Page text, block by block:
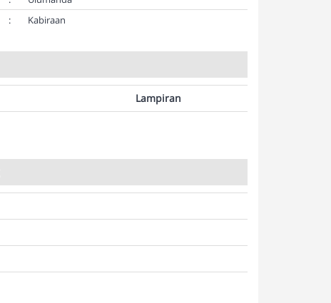
: Kabiraan
Lampiran